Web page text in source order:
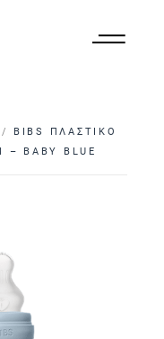
BIBS ΠΛΑΣΤΙΚΟ
BABY BLUE